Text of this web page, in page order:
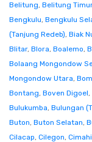
Belitung, Belitung Timur
Bengkulu, Bengkulu
(Tanjung Redeb), Biak
Blitar, Blora, Boalemo,
Bolaang Mongondow
Mongondow Utara,
Bontang, Boven Digoel,
Bulukumba, Bulungan
Buton, Buton Selatan,
Cilacap, Cilegon, Cimahi